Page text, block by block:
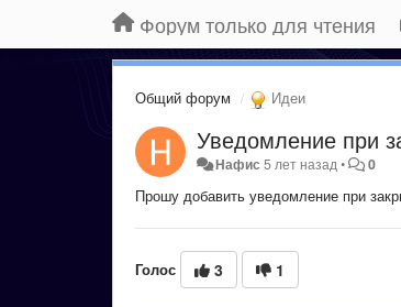
Форум только для чтения
Общий форум Идеи
Уведомление при
Нафис 5 лет назад • 0
Прошу добавить уведомление при
Голос 3 1